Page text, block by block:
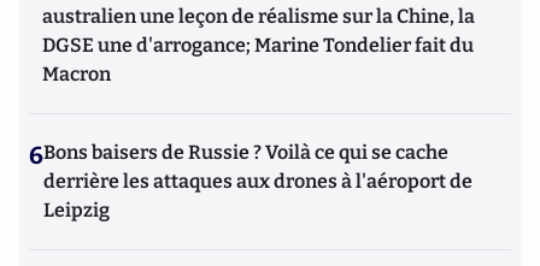
australien une leçon de réalisme sur la Chine, la
DGSE une d'arrogance; Marine Tondelier fait du
Macron
6Bons baisers de Russie ? Voilà ce qui se cache
derrière les attaques aux drones à l'aéroport de
Leipzig